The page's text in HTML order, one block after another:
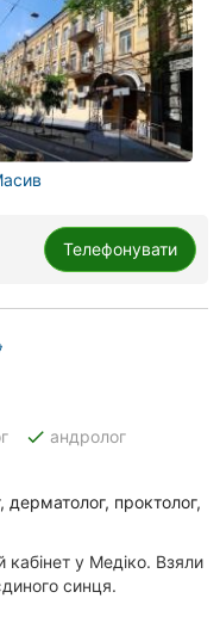
Телефонувати
done андролог
дерматолог, проктолог,
у Медіко. Взяли
синця.